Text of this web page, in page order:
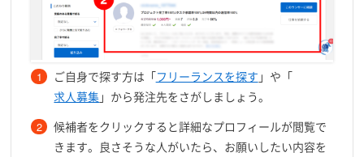
ご自身で探す方は「フリーランスを探す 」や「
求人募集 」から発注先をさがしましょう。
候補者をクリックすると詳細なプロフィールが閲覧で
きます。良さそうな人がいたら、お願いしたい内容を